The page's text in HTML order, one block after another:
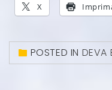
X
POSTED IN DEVA